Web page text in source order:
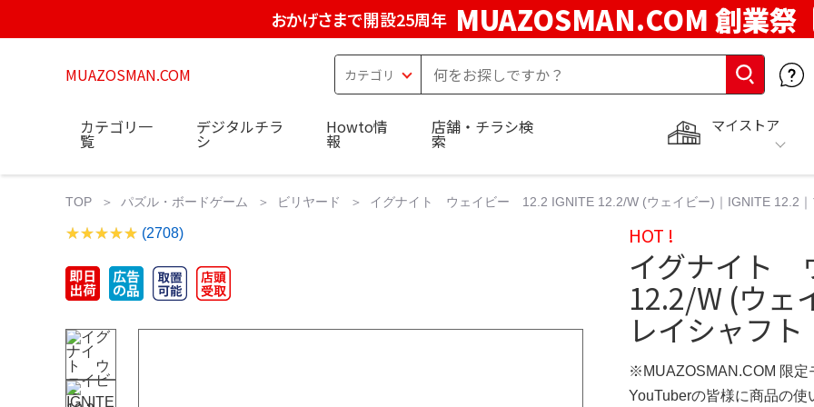
おかげさまで開設25周年 MUAZOSMAN.COM 創業祭
MUAZOSMAN.COM
マイストア
カテゴリ一
覧
デジタルチラ
シ
Howto情
報
店舗・チラシ検
索
TOP パズル・ボードゲーム ビリヤード イグナイト ウェイビー 12.2 IGNITE 12.2/W (ウェイビー)｜IGNITE 12.2｜
(2708) HOT !
イグナイト
12.2/W (ウェ
レイシャフ
※MUAZOSMAN.COM 限定
YouTuberの皆様に商品の